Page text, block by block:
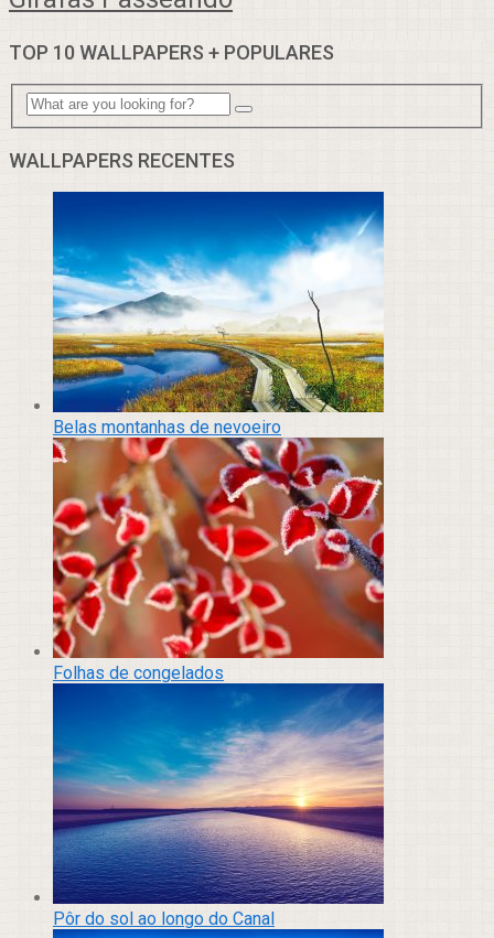
TOP 10 WALLPAPERS + POPULARES
WALLPAPERS RECENTES
Belas montanhas de nevoeiro
Folhas de congelados
Pôr do sol ao longo do Canal